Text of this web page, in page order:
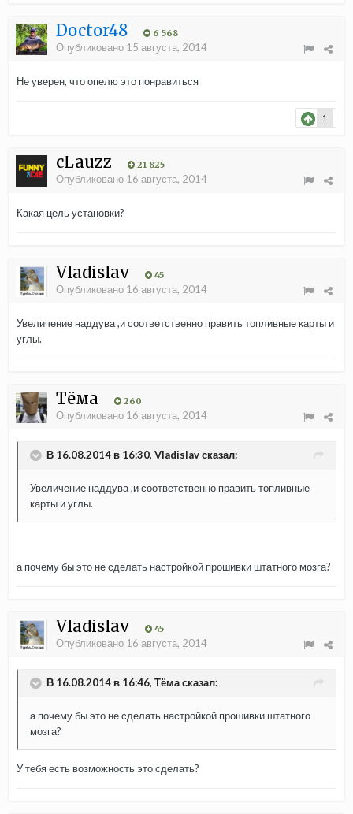
Doctor48 6 568
Опубликовано 15 августа, 2014
Не уверен, что опелю это понравиться
1
cLauzz 21 825
Опубликовано 16 августа, 2014
Какая цель установки?
Vladislav 45
Опубликовано 16 августа, 2014
Увеличение наддува ,и соответственно править топливные карты и
углы.
Тёма 260
Опубликовано 16 августа, 2014
В 16.08.2014 в 16:30, Vladislav сказал:
Увеличение наддува ,и соответственно править топливные
карты и углы.
а почему бы это не сделать настройкой прошивки штатного мозга?
Vladislav 45
Опубликовано 16 августа, 2014
В 16.08.2014 в 16:46, Тёма сказал:
а почему бы это не сделать настройкой прошивки штатного
мозга?
У тебя есть возможность это сделать?